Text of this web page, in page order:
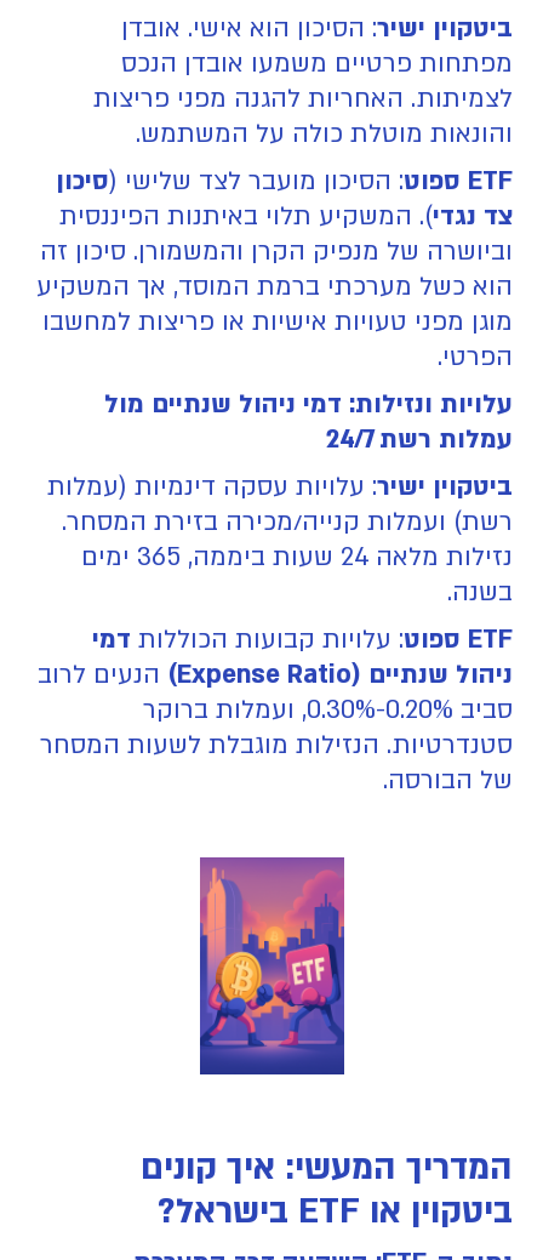
ביטקוין ישיר: הסיכון הוא אישי. אובדן
מפתחות פרטיים משמעו אובדן הנכס
לצמיתות. האחריות להגנה מפני פריצות
והונאות מוטלת כולה על המשתמש.
ETF ספוט
: הסיכון מועבר לצד שלישי (סיכון
צד נגדי). המשקיע תלוי באיתנות הפיננסית
וביושרה של מנפיק הקרן והמשמורן. סיכון זה
הוא כשל מערכתי ברמת המוסד, אך המשקיע
מוגן מפני טעויות אישיות או פריצות למחשבו
הפרטי.
עלויות ונזילות: דמי ניהול שנתיים מול
עמלות רשת 24/7
ביטקוין ישיר: עלויות עסקה דינמיות (עמלות
רשת) ועמלות קנייה/מכירה בזירת המסחר.
נזילות מלאה 24 שעות ביממה, 365 ימים
בשנה.
ETF ספוט
: עלויות קבועות הכוללות דמי
ניהול שנתיים (Expense Ratio)
הנעים לרוב
סביב 0.20%-0.30%, ועמלות ברוקר
סטנדרטיות. הנזילות מוגבלת לשעות המסחר
של הבורסה.
המדריך המעשי: איך קונים
ביטקוין או ETF בישראל?